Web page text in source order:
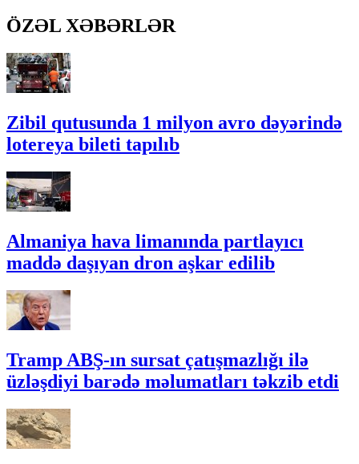
ÖZƏL XƏBƏRLƏR
Zibil qutusunda 1 milyon avro dəyərində
lotereya bileti tapılıb
Almaniya hava limanında partlayıcı
maddə daşıyan dron aşkar edilib
Tramp ABŞ-ın sursat çatışmazlığı ilə
üzləşdiyi barədə məlumatları təkzib etdi